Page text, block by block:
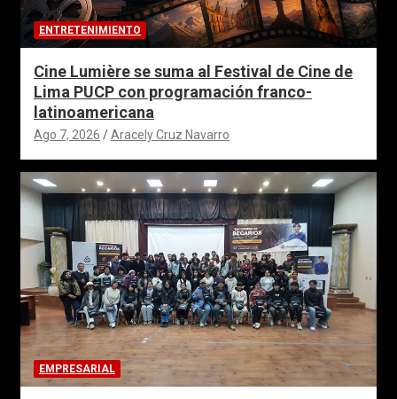
ENTRETENIMIENTO
Cine Lumière se suma al Festival de Cine de
Lima PUCP con programación franco-
latinoamericana
Ago 7, 2026 Aracely Cruz Navarro
EMPRESARIAL